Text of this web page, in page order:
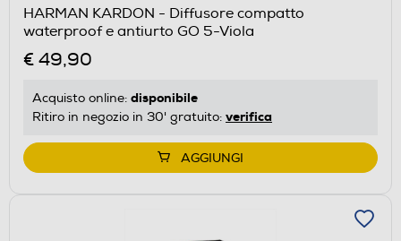
HARMAN KARDON - Diffusore compatto
waterproof e antiurto GO 5-Viola
€ 49,90
Acquisto online: disponibile
Ritiro in negozio in 30' gratuito: verifica
AGGIUNGI